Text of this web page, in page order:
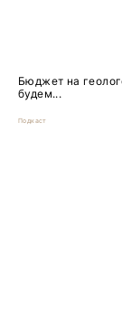
Бюджет на
будем...
Подкаст